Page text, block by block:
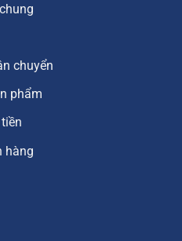
chuyển
phẩm
hàng